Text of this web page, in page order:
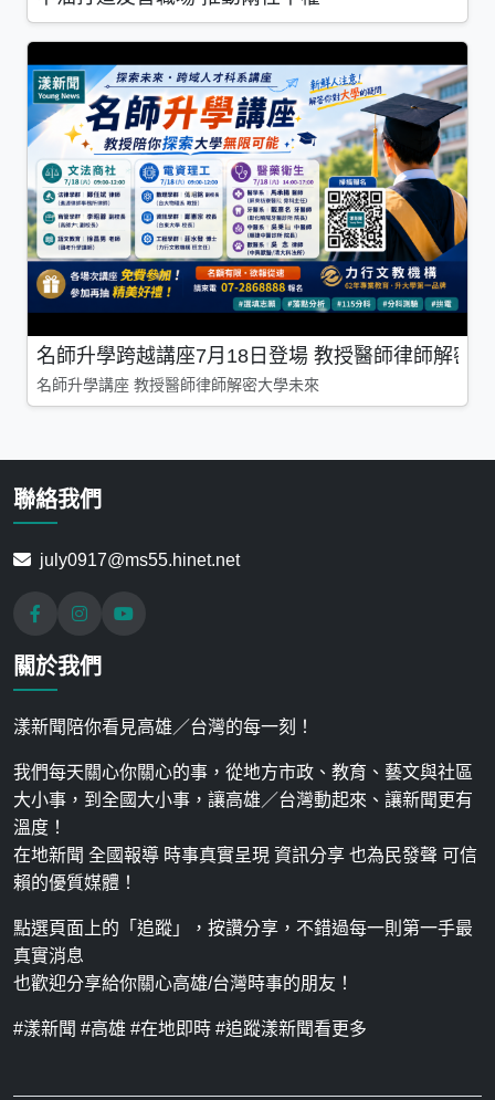
名師升學跨越講座7月18日登場 教授醫師律師解密
名師升學講座 教授醫師律師解密大學未來
聯絡我們
july0917@ms55.hinet.net
關於我們
漾新聞陪你看見高雄／台灣的每一刻！
我們每天關心你關心的事，從地方市政、教育、藝文與社區
大小事，到全國大小事，讓高雄／台灣動起來、讓新聞更有
溫度！
在地新聞 全國報導 時事真實呈現 資訊分享 也為民發聲 可信
賴的優質媒體！
點選頁面上的「追蹤」，按讚分享，不錯過每一則第一手最
真實消息
也歡迎分享給你關心高雄/台灣時事的朋友！
#漾新聞 #高雄 #在地即時 #追蹤漾新聞看更多